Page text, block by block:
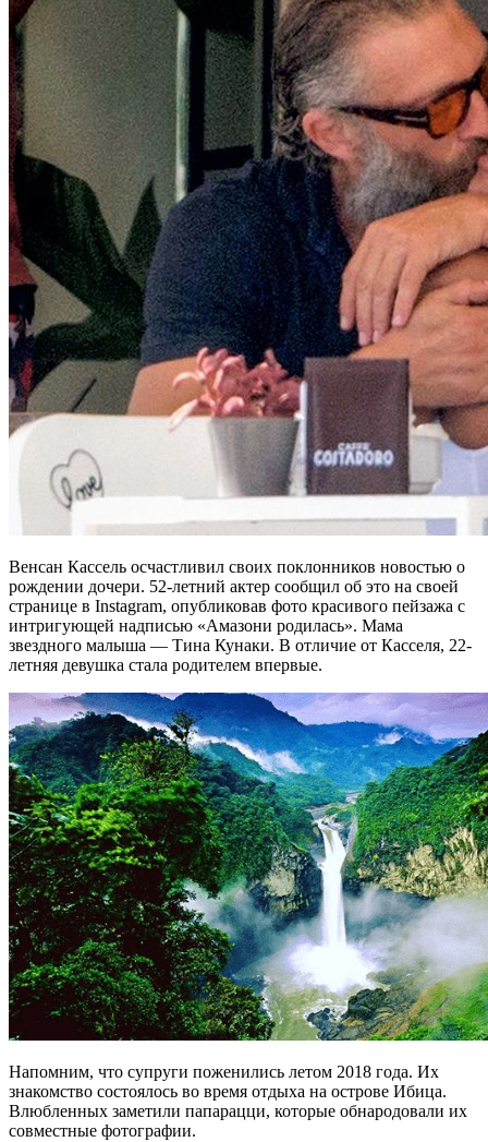
Венсан Кассель осчастливил своих поклонников новостью о
рождении дочери. 52-летний актер сообщил об это на своей
странице в Instagram, опубликовав фото красивого пейзажа с
интригующей надписью «Амазони родилась». Мама
звездного малыша — Тина Кунаки. В отличие от Касселя, 22-
летняя девушка стала родителем впервые.
Напомним, что супруги поженились летом 2018 года. Их
знакомство состоялось во время отдыха на острове Ибица.
Влюбленных заметили папарацци, которые обнародовали их
совместные фотографии.